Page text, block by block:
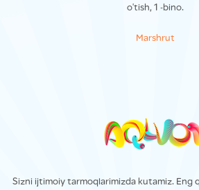
o'tish, 1 -bino.
Marshrut
Sizni ijtimoiy tarmoqlarimizda kutamiz. Eng